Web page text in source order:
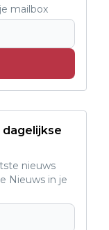
mailbox
dagelijkse
nieuws
Nieuws in je